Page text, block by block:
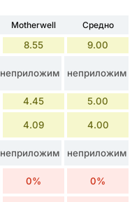
Motherwell
Средно
8.55 9.00
неприложим неприложим
4.45 5.00
4.09 4.00
неприложим неприложим
0% 0%